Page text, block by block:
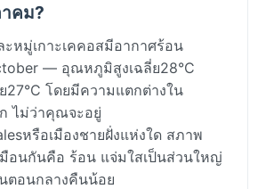
คม?
ะหมู่เกาะเคคอสมีอากาศร้อน
— อุณหภูมิสูงเฉลี่ย28°C
โดยมีความแตกต่างใน
ไม่ว่าคุณจะอยู่
หรือเมืองชายฝั่งแห่งใด สภาพ
อนกันคือ ร้อน แจ่มใสเป็นส่วนใหญ่
ตอนกลางคืนน้อย